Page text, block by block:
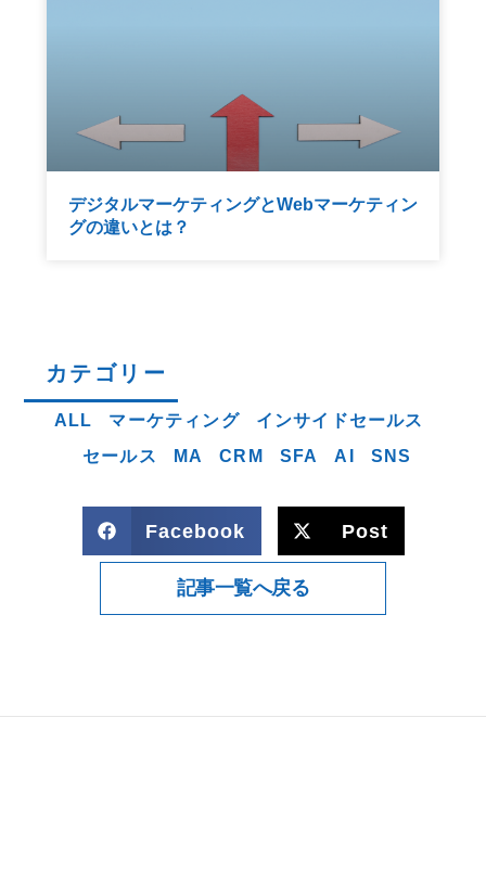
デジタルマーケティングとWebマーケティン
グの違いとは？
カテゴリー
ALL マーケティング
インサイドセールス
セールス
MA CRM SFA AI SNS
Facebook Post
記事一覧へ戻る